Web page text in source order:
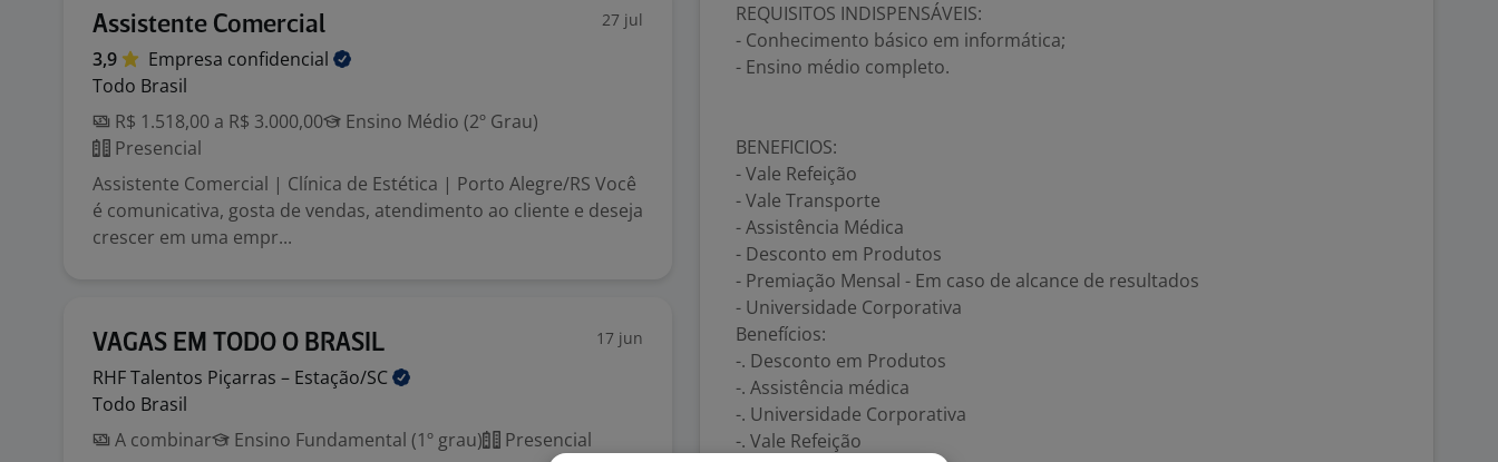
Assistente Comercial 27 jul
3,9 Empresa confidencial
Todo Brasil
R$ 1.518,00 a R$ 3.000,00
Ensino Médio (2º Grau)
Presencial
Assistente Comercial | Clínica de Estética | Porto Alegre/RS Você
é comunicativa, gosta de vendas, atendimento ao cliente e deseja
crescer em uma empr...
VAGAS EM TODO O BRASIL 17 jun
RHF Talentos Piçarras – Estação/SC
Todo Brasil
A combinar
Ensino Fundamental (1º grau)
Presencial
REQUISITOS INDISPENSÁVEIS:
- Conhecimento básico em informática;
- Ensino médio completo.
BENEFICIOS:
- Vale Refeição
- Vale Transporte
- Assistência Médica
- Desconto em Produtos
- Premiação Mensal - Em caso de alcance de resultados
- Universidade Corporativa
Benefícios:
-. Desconto em Produtos
-. Assistência médica
-. Universidade Corporativa
-. Vale Refeição